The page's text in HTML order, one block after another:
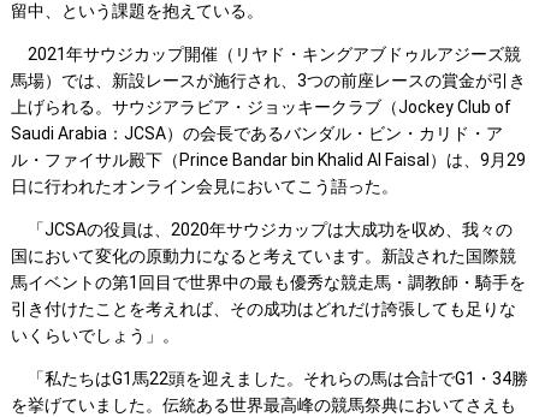
留中、という課題を抱えている。
2021年サウジカップ開催（リヤド・キングアブドゥルアジーズ競
馬場）では、新設レースが施行され、3つの前座レースの賞金が引き
上げられる。サウジアラビア・ジョッキークラブ（Jockey Club of
Saudi Arabia：JCSA）の会長であるバンダル・ビン・カリド・ア
ル・ファイサル殿下（Prince Bandar bin Khalid Al Faisal）は、9月29
日に行われたオンライン会見においてこう語った。
「JCSAの役員は、2020年サウジカップは大成功を収め、我々の
国において変化の原動力になると考えています。新設された国際競
馬イベントの第1回目で世界中の最も優秀な競走馬・調教師・騎手を
引き付けたことを考えれば、その成功はどれだけ誇張しても足りな
いくらいでしょう」。
「私たちはG1馬22頭を迎えました。それらの馬は合計でG1・34勝
を挙げていました。伝統ある世界最高峰の競馬祭典においてさえも